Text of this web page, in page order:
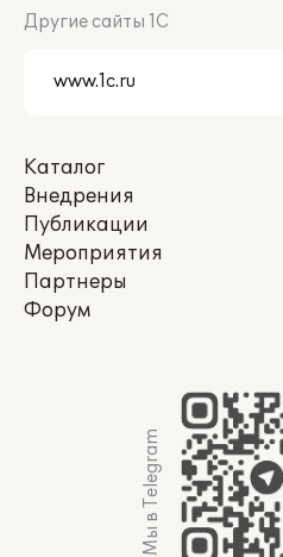
Другие сайты 1С
Каталог
Внедрения
Публикации
Мероприятия
Партнеры
Форум
Мы в Telegram